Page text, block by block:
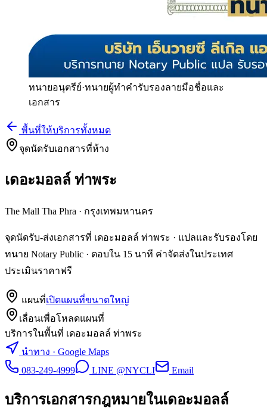
ทนายอนุตรีย์·ทนายผู้ทำคำรับรองลายมือชื่อและ
เอกสาร
พื้นที่ให้บริการทั้งหมด
จุดนัดรับเอกสารที่ห้าง
เดอะมอลล์ ท่าพระ
The Mall Tha Phra · กรุงเทพมหานคร
จุดนัดรับ-ส่งเอกสารที่ เดอะมอลล์ ท่าพระ · แปลและรับรองโดย
ทนาย Notary Public · ตอบใน 15 นาที ค่าจัดส่งในประเทศ
ประเมินราคาฟรี
แผนที่เปิดแผนที่ขนาดใหญ่
เลื่อนเพื่อโหลดแผนที่
บริการในพื้นที่ เดอะมอลล์ ท่าพระ
นำทาง · Google Maps
083-249-4999
LINE @NYCLI Email
บริการเอกสารกฎหมายในเดอะมอลล์